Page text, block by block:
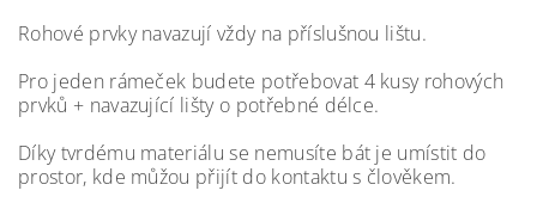
Rohové prvky navazují vždy na příslušnou lištu.
Pro jeden rámeček budete potřebovat 4 kusy rohových
prvků + navazující lišty o potřebné délce.
Díky tvrdému materiálu se nemusíte bát je umístit do
prostor, kde můžou přijít do kontaktu s člověkem.